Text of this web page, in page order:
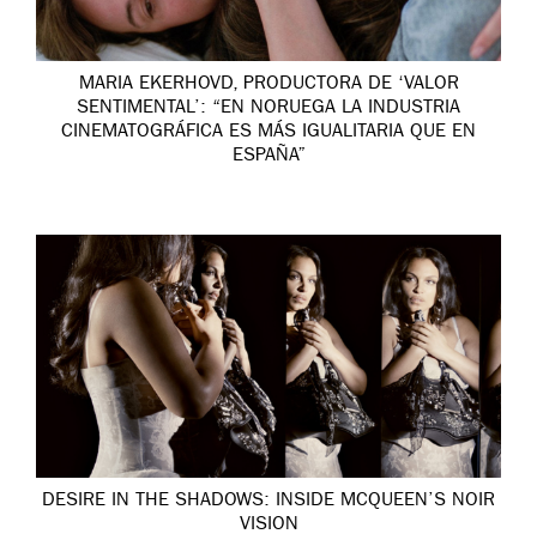
MARIA EKERHOVD, PRODUCTORA DE ‘VALOR
SENTIMENTAL’: “EN NORUEGA LA INDUSTRIA
CINEMATOGRÁFICA ES MÁS IGUALITARIA QUE EN
ESPAÑA”
DESIRE IN THE SHADOWS: INSIDE MCQUEEN’S NOIR
VISION